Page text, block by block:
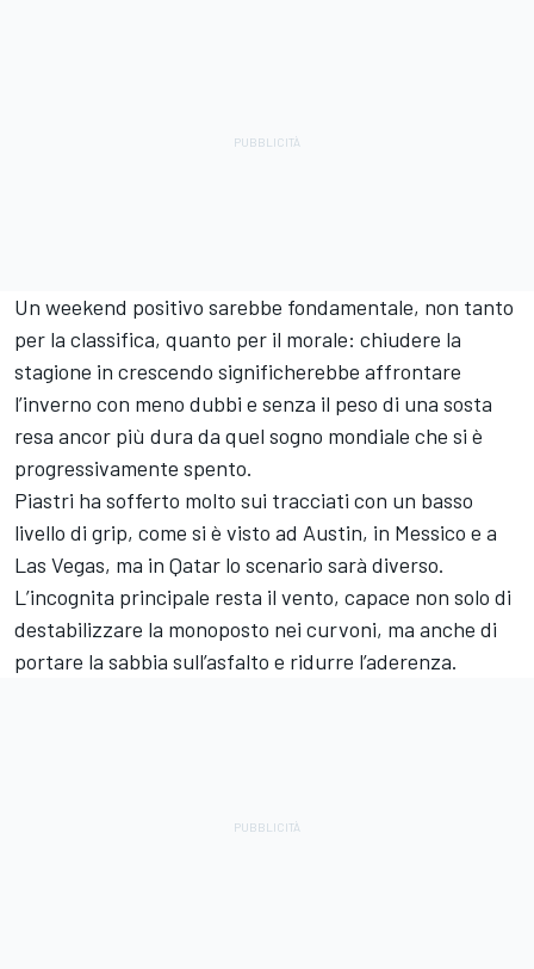
Un weekend positivo sarebbe fondamentale, non tanto
per la classifica, quanto per il morale: chiudere la
stagione in crescendo significherebbe affrontare
l’inverno con meno dubbi e senza il peso di una sosta
resa ancor più dura da quel sogno mondiale che si è
progressivamente spento.
Piastri ha sofferto molto sui tracciati con un basso
livello di grip, come si è visto ad Austin, in Messico e a
Las Vegas, ma in Qatar lo scenario sarà diverso.
L’incognita principale resta il vento, capace non solo di
destabilizzare la monoposto nei curvoni, ma anche di
portare la sabbia sull’asfalto e ridurre l’aderenza.